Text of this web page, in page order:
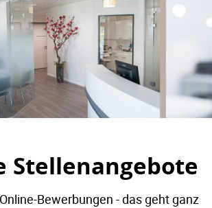
Stellenangebote
Bewerbungen - das geht ganz